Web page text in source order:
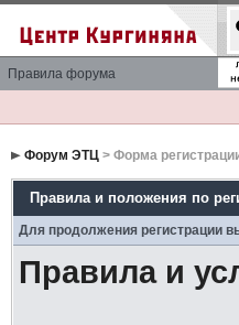
Правила форума
Форум ЭТЦ> Форма
Правила и положения по
Для продолжения регистрации
Правила и